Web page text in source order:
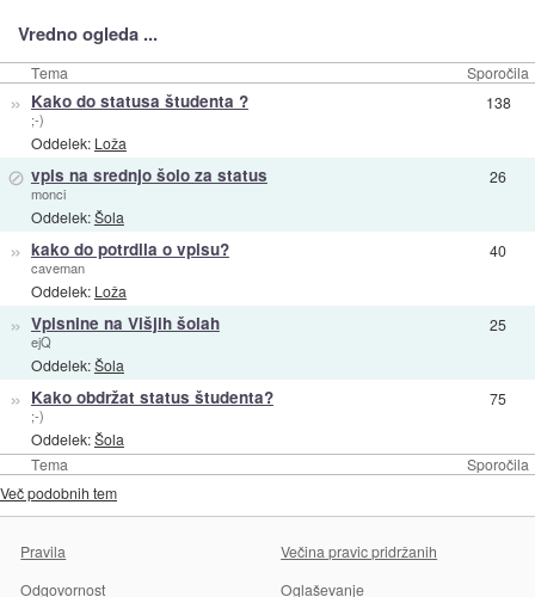
Vredno ogleda ...
Tema Sporočila
Tema Sporočila
» Kako do statusa študenta ?
;-)
Oddelek: Loža
138
⊘ vpis na srednjo šolo za status
monci
Oddelek:Šola
26
» kako do potrdila o vpisu?
caveman
Oddelek: Loža
40
» Vpisnine na Višjih šolah
ejQ
Oddelek:Šola
25
» Kako obdržat status študenta?
;-)
Oddelek:Šola
75
Več podobnih tem
Pravila
Večina pravic pridržanih
Odgovornost
Oglaševanje